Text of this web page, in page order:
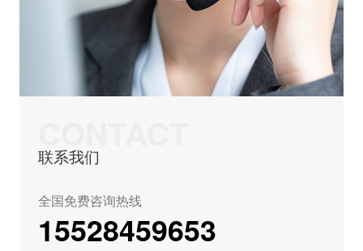
联系我们
全国免费咨询热线
15528459653